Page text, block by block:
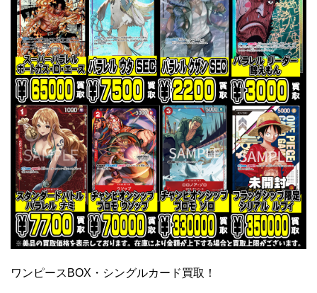
ワンピースBOX・シングルカード買取！